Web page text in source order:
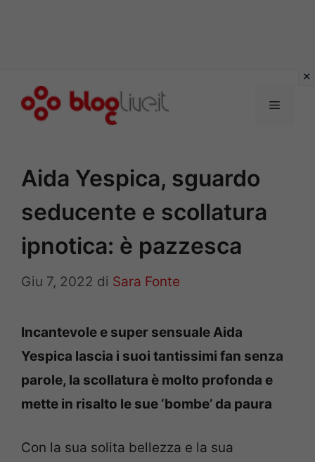
Menu
Aida Yespica, sguardo
seducente e scollatura
ipnotica: è pazzesca
Giu 7, 2022 di Sara Fonte
Incantevole e super sensuale Aida
Yespica lascia i suoi tantissimi fan senza
parole, la scollatura è molto profonda e
mette in risalto le sue ‘bombe’ da paura
Con la sua solita bellezza e la sua